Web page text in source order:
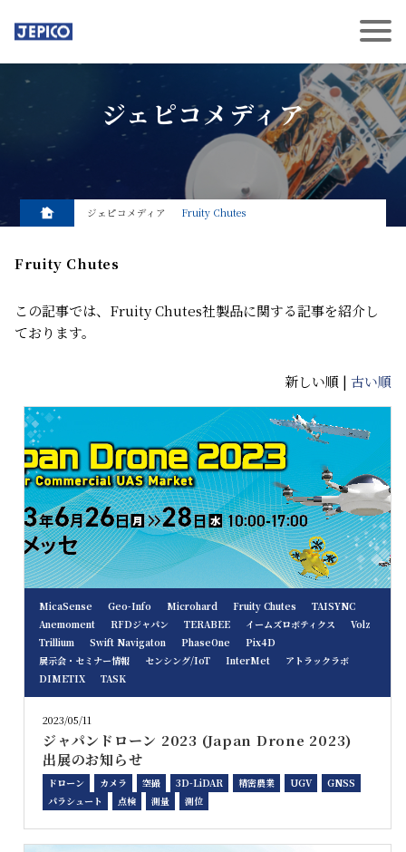
ジェピコメディア
ジェピコメディア Fruity Chutes
Fruity Chutes
この記事では、Fruity Chutes社製品に関する記事を紹介し
ております。
新しい順 | 古い順
MicaSense Geo-Info Microhard Fruity Chutes
TAISYNC
Anemoment
RFDジャパン TERABEE イームズロボティクス
Volz
Trillium
Swift Navigaton PhaseOne
Pix4D
展示会・セミナー情報
センシング/IoT InterMet
アトラックラボ
DIMETIX
TASK
2023/05/11
ジャパンドローン 2023 (Japan Drone 2023)
出展のお知らせ
ドローン カメラ 空撮 3D-LiDAR 精密農業 UGV
GNSS
パラシュート
点検 測量 測位